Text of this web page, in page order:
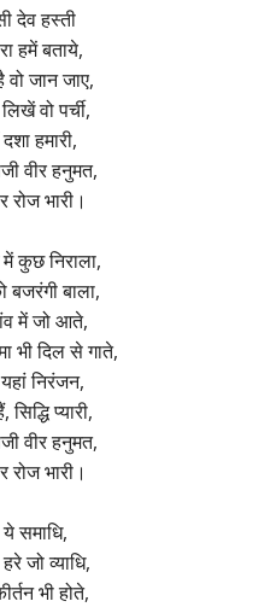
देव हस्ती
हमें बताये,
जान जाए,
वो पर्ची,
हमारी,
वीर हनुमत,
भारी।
कुछ निराला,
बाला,
में जो आते,
भी दिल से गाते,
निरंजन,
प्यारी,
वीर हनुमत,
भारी।
ये समाधि,
जो व्याधि,
भी होते,